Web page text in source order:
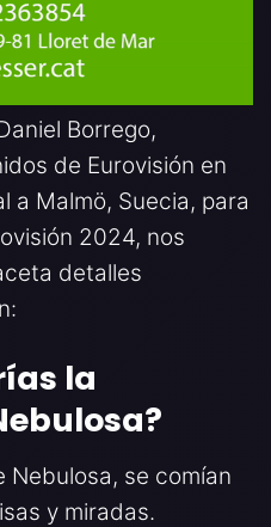
Borrego,
de Eurovisión en
a Malmö, Suecia, para
2024, nos
detalles
la
?
Nebulosa, se comían
y miradas.